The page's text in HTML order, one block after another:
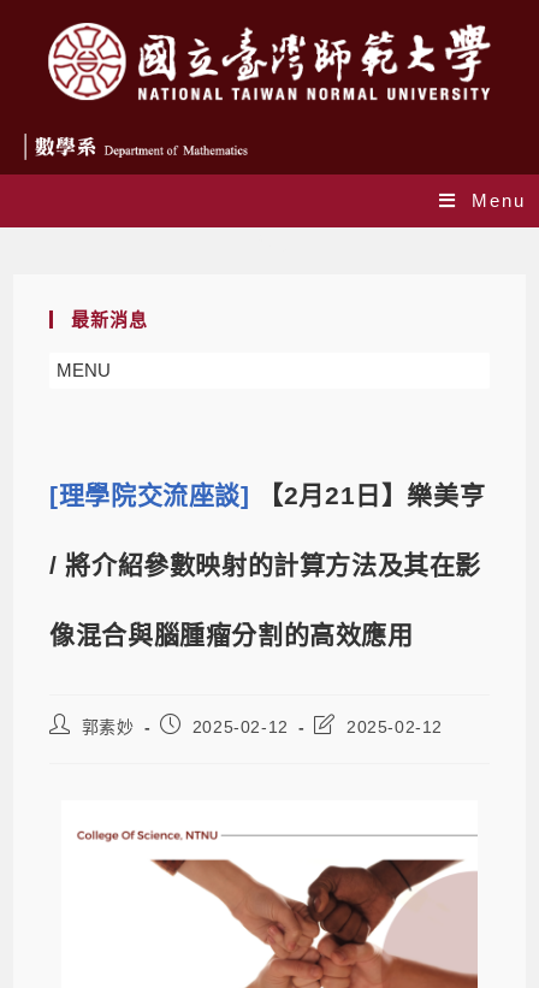
Menu
最新消息
MENU
[理學院交流座談] 【2月21日】樂美亨
/ 將介紹參數映射的計算方法及其在影
像混合與腦腫瘤分割的高效應用
郭素妙 2025-02-12 2025-02-12